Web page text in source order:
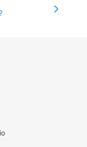
0800 702
JULHO/22. ©
PERSISTIREM
SER